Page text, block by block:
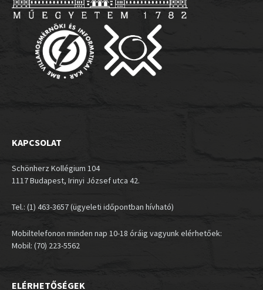
KAPCSOLAT
Schönherz Kollégium 104
1117 Budapest, Irinyi József utca 42.
Tel.: (1) 463-3657 (ügyeleti időpontban hívható)
Mobiltelefonon minden nap 10-18 óráig vagyunk elérhetőek:
Mobil: (70) 223-5562
ELÉRHETŐSÉGEK